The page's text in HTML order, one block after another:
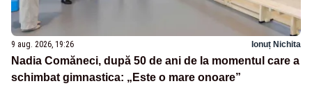
9 aug. 2026, 19:26 Ionuț Nichita
Nadia Comăneci, după 50 de ani de la momentul care a
schimbat gimnastica: „Este o mare onoare”